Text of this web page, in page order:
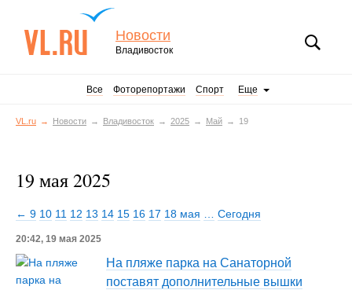
Новости
Владивосток
Все Фоторепортажи Спорт Еще
VL.ru Новости Владивосток 2025 Май 19
19 мая 2025
← 9 10 11 12 13 14 15 16 17 18 мая Сегодня
20:42, 19 мая 2025
На пляже парка на Санаторной
поставят дополнительные вышки